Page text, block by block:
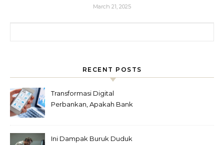
March 21, 2025
RECENT POSTS
Transformasi Digital
Perbankan, Apakah Bank
Ini Dampak Buruk Duduk